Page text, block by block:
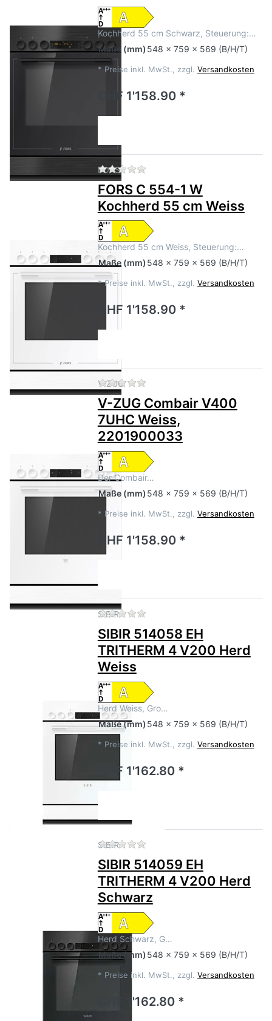
Kochherd 55 cm Schwarz, Steuerung:…
Maße (mm) 548 x 759 x 569 (B/H/T)
* Preise inkl. MwSt., zzgl. Versandkosten
CHF 1'158.90 *
FORS Zu diesem Produkt liegen
FORS C 554-1 W
Kochherd 55 cm Weiss
Kochherd 55 cm Weiss, Steuerung:…
Maße (mm) 548 x 759 x 569 (B/H/T)
* Preise inkl. MwSt., zzgl. Versandkosten
CHF 1'158.90 *
V-ZUG Zu diesem Produkt liegen
V-ZUG Combair V400
7UHC Weiss,
2201900033
Der Combair…
Maße (mm) 548 x 759 x 569 (B/H/T)
* Preise inkl. MwSt., zzgl. Versandkosten
CHF 1'158.90 *
SIBIR Zu diesem Produkt liegen
SIBIR 514058 EH
TRITHERM 4 V200 Herd
Weiss
Herd Weiss, Gro…
Maße(mm) 548 x 759 x 569 (B/H/T)
* Preise inkl. MwSt., zzgl. Versandkosten
CHF 1'162.80 *
SIBIR Zu diesem Produkt liegen
SIBIR 514059 EH
TRITHERM 4 V200 Herd
Schwarz
Herd Schwarz, G…
Maße(mm) 548 x 759 x 569 (B/H/T)
* Preise inkl. MwSt., zzgl. Versandkosten
CHF 1'162.80 *